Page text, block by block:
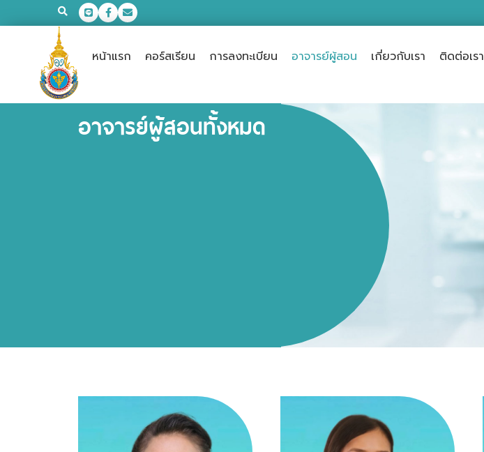
หน้าแรก คอร์สเรียน การลงทะเบียน อาจารย์ผู้สอน เกี่ยวกับเรา ติดต่อเรา
อาจารย์ผู้สอนทั้งหมด